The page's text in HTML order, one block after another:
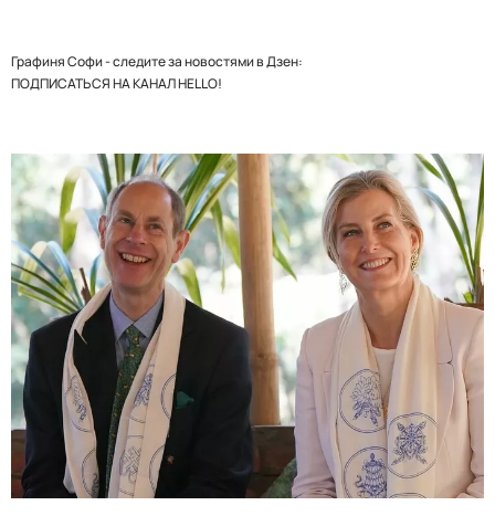
Графиня Софи - следите за новостями в Дзен:
ПОДПИСАТЬСЯ НА КАНАЛ HELLO!